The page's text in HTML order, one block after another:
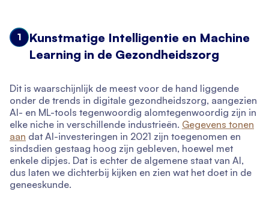
1
Kunstmatige Intelligentie en Machine
Learning in de Gezondheidszorg
Dit is waarschijnlijk de meest voor de hand liggende
onder de trends in digitale gezondheidszorg, aangezien
AI- en ML-tools tegenwoordig alomtegenwoordig zijn in
elke niche in verschillende industrieën. Gegevens tonen
aan dat AI-investeringen in 2021 zijn toegenomen en
sindsdien gestaag hoog zijn gebleven, hoewel met
enkele dipjes. Dat is echter de algemene staat van AI,
dus laten we dichterbij kijken en zien wat het doet in de
geneeskunde.